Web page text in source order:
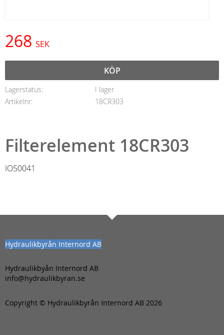
268 SEK
KÖP
Lagerstatus
I lager
Artikelnr
18CR303
Filterelement 18CR303
IO50041
Hydraulikbyrån Internord AB
Hydraulikbyån Internord AB
info@hydraulikbyran.se
Copyright © Hydraulikbyrån Internord AB 2026